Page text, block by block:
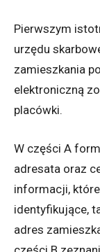
Pierwszym
urzędu
zamieszkania
elektroniczną
placówki.
W części A
adresata oraz
informacji,
identyfikujące,
adres